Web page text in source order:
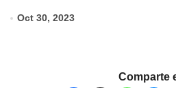
Oct 30, 2023
Comparte